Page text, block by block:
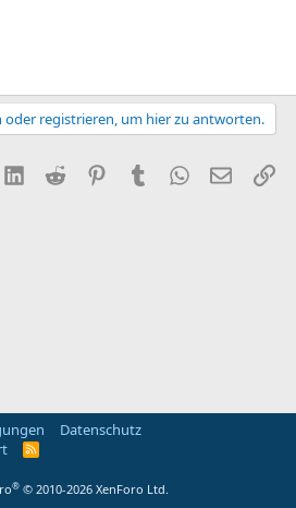
oder registrieren, um hier zu antworten.
LinkedIn
Reddit PinterestTumblr WhatsApp
E-Mail
Datenschutz
R
® © 2010-2026 XenForo Ltd.